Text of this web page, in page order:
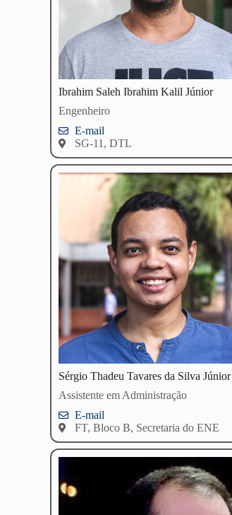
Ibrahim Saleh Ibrahim Kalil Júnior
Engenheiro
E-mail
SG-11, DTL
Sérgio Thadeu Tavares da Silva Júnior
Assistente em Administração
E-mail
FT, Bloco B, Secretaria do ENE